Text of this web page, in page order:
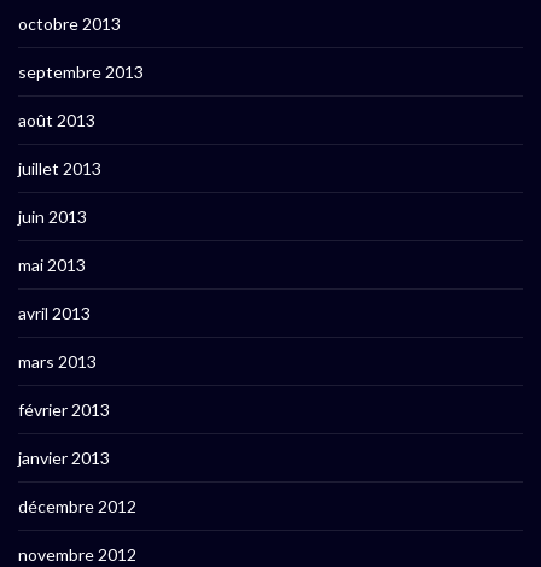
octobre 2013
septembre 2013
août 2013
juillet 2013
juin 2013
mai 2013
avril 2013
mars 2013
février 2013
janvier 2013
décembre 2012
novembre 2012